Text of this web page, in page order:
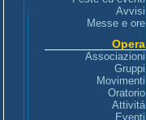
Avvisi
Messe e ore
Opera
Associazioni
Gruppi
Movimenti
Oratorio
Attivitá
Eventi